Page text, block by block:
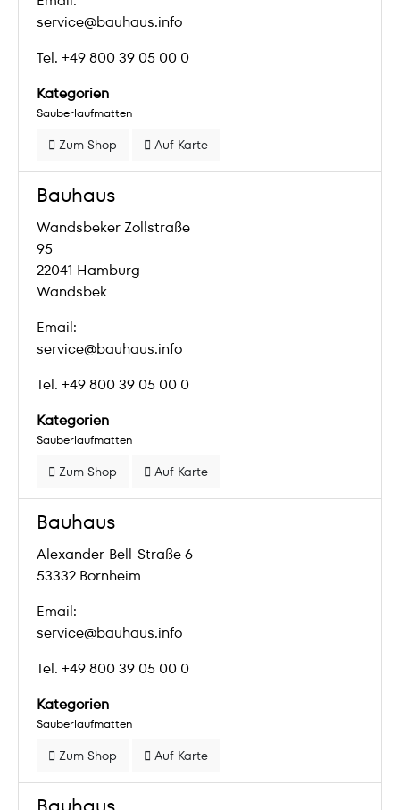
service@bauhaus.info
Tel. +49 800 39 05 00 0
Kategorien
Sauberlaufmatten
Zum Shop Auf Karte
Bauhaus
Wandsbeker Zollstraße
95
22041 Hamburg
Wandsbek
Email:
service@bauhaus.info
Tel. +49 800 39 05 00 0
Kategorien
Sauberlaufmatten
Zum Shop Auf Karte
Bauhaus
Alexander-Bell-Straße 6
53332 Bornheim
Email:
service@bauhaus.info
Tel. +49 800 39 05 00 0
Kategorien
Sauberlaufmatten
Zum Shop Auf Karte